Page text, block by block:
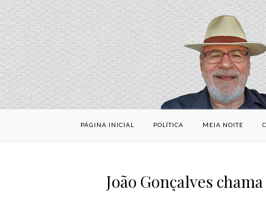
PÁGINA INICIAL POLÍTICA MEIA NOITE
João Gonçalves